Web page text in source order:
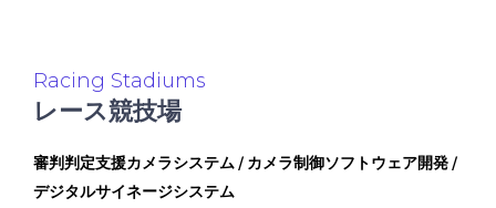
Racing Stadiums
レース競技場
審判判定支援カメラシステム / カメラ制御ソフトウェア開発 /
デジタルサイネージシステム